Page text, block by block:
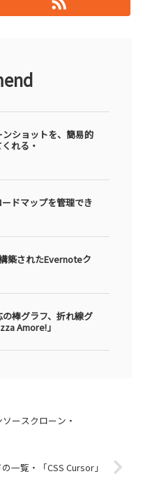
ショットを、簡易的
れる・
ドマップを管理でき
築されたEvernoteク
棒グラフ、折れ線グ
Amore!」
ースクローン・
一覧・「CSS Cursor」